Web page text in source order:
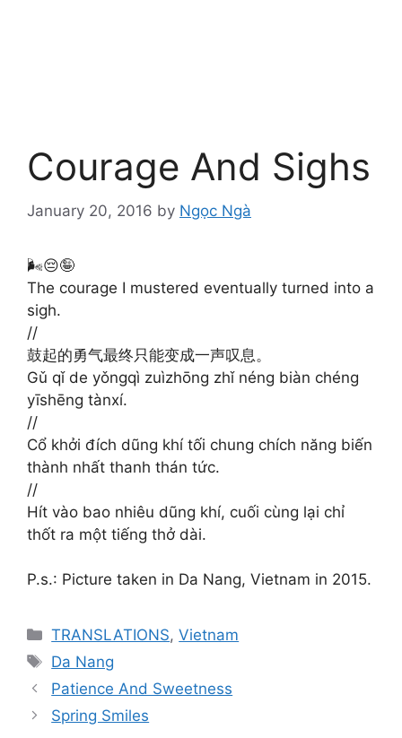
Courage And Sighs
January 20, 2016 by Ngọc Ngà
🌬️😔🤪
The courage I mustered eventually turned into a
sigh.
//
鼓起的勇气最终只能变成一声叹息。
Gǔ qǐ de yǒngqì zuìzhōng zhǐ néng biàn chéng
yīshēng tànxí.
//
Cổ khởi đích dũng khí tối chung chích năng biến
thành nhất thanh thán tức.
//
Hít vào bao nhiêu dũng khí, cuối cùng lại chỉ
thốt ra một tiếng thở dài.
P.s.: Picture taken in Da Nang, Vietnam in 2015.
Categories
TRANSLATIONS,Vietnam
Tags
Da Nang
Patience And Sweetness
Spring Smiles